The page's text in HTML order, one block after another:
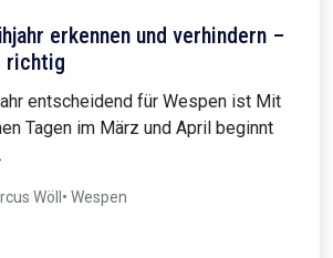
erkennen und verhindern –
richtig
entscheidend für Wespen ist Mit
Tagen im März und April beginnt
Wöll • Wespen